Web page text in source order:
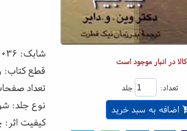
کالا در انبار موجود است
تعداد: جلد
اضافه به سبد خرید
شابک:
قطع کتاب: رقعی
تعداد
نوع جلد:
کیفیت